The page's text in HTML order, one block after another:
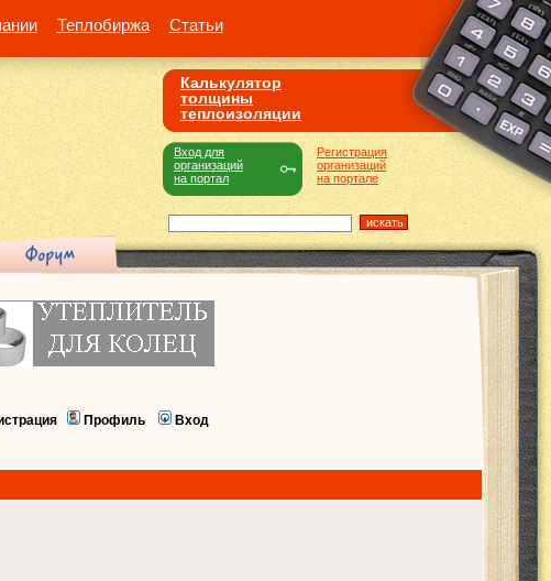
Теплобиржа Статьи
Калькулятор
толщины
теплоизоляции
Регистрация
организаций
на портале
Вход для
организаций
на портал
Профиль Вход